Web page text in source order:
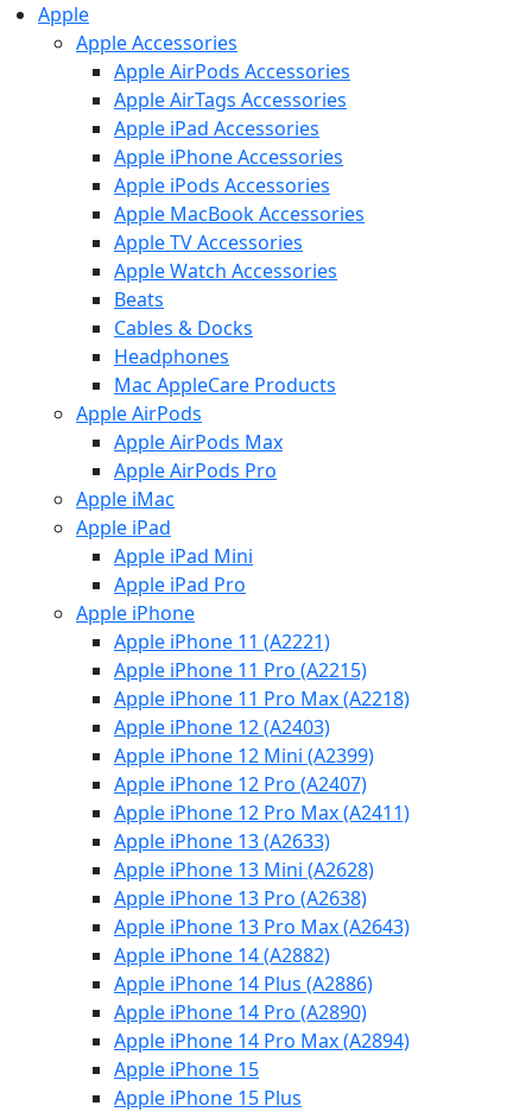
Apple
Apple Accessories
Apple AirPods Accessories
Apple AirTags Accessories
Apple iPad Accessories
Apple iPhone Accessories
Apple iPods Accessories
Apple MacBook Accessories
Apple TV Accessories
Apple Watch Accessories
Beats
Cables & Docks
Headphones
Mac AppleCare Products
Apple AirPods
Apple AirPods Max
Apple AirPods Pro
Apple iMac
Apple iPad
Apple iPad Mini
Apple iPad Pro
Apple iPhone
Apple iPhone 11 (A2221)
Apple iPhone 11 Pro (A2215)
Apple iPhone 11 Pro Max (A2218)
Apple iPhone 12 (A2403)
Apple iPhone 12 Mini (A2399)
Apple iPhone 12 Pro (A2407)
Apple iPhone 12 Pro Max (A2411)
Apple iPhone 13 (A2633)
Apple iPhone 13 Mini (A2628)
Apple iPhone 13 Pro (A2638)
Apple iPhone 13 Pro Max (A2643)
Apple iPhone 14 (A2882)
Apple iPhone 14 Plus (A2886)
Apple iPhone 14 Pro (A2890)
Apple iPhone 14 Pro Max (A2894)
Apple iPhone 15
Apple iPhone 15 Plus